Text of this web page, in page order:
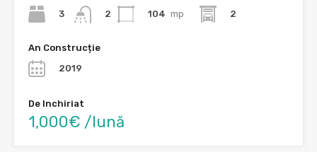
3
2
104 mp
2
An Construcție
2019
De Inchiriat
1,000€ /lună